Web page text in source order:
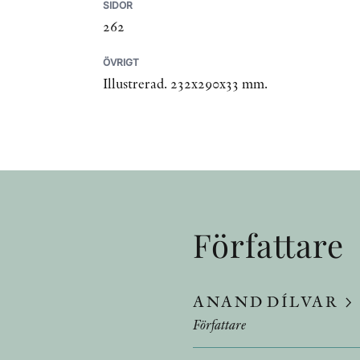
SIDOR
262
ÖVRIGT
Illustrerad. 232x290x33 mm.
Författare
ANAND DÍLVAR
Författare